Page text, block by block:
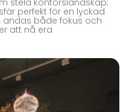
stela kontorslandskap;
perfekt för en lyckad
andas både fokus och
att nå era